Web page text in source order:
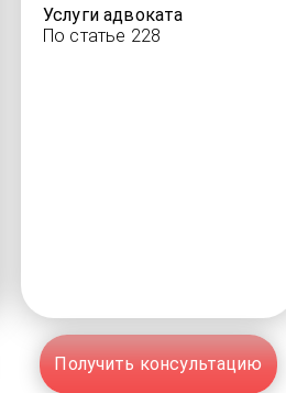
Услуги адвоката
По статье 228
Получить консультацию